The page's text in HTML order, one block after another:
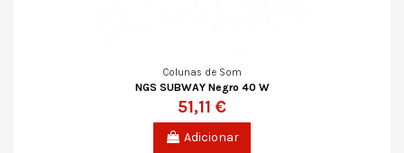
Colunas de Som
NGS SUBWAY Negro 40 W
51,11 €
Adicionar